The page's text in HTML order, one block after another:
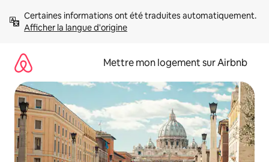
directement
Afficher la langue d'origine
Mettre mon logement sur Airbnb